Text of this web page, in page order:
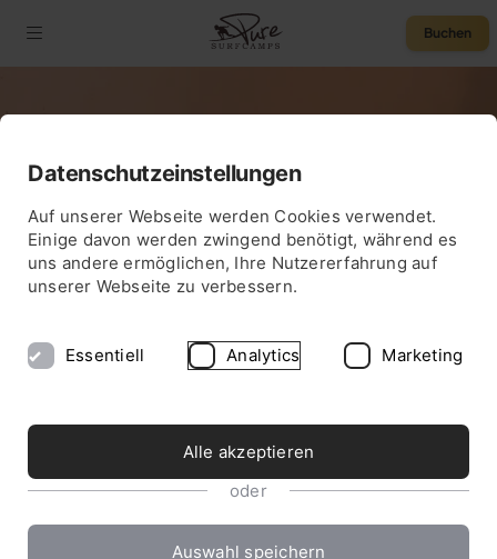
Buchen
5,0
DAS NR. 1 SURFCAMP IN FRANKREICH
Pure Surfcamp
Moliets
Datenschutzeinstellungen
Auf unserer Webseite werden Cookies verwendet.
Einige davon werden zwingend benötigt, während es
uns andere ermöglichen, Ihre Nutzererfahrung auf
unserer Webseite zu verbessern.
Essentiell Analytics Marketing
Alle akzeptieren
oder
Auswahl speichern